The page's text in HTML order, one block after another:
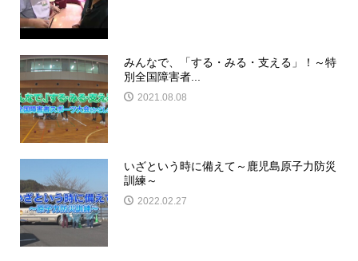
みんなで、「する・みる・支える」！～特
別全国障害者...
2021.08.08
いざという時に備えて～鹿児島原子力防災
訓練～
2022.02.27